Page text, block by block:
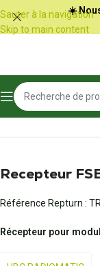
Panneau de gestion
Sauter à la navigation
Skip to main content
☀️
Accueil
Recepteur
Référence Repturn :
Récepteur pour